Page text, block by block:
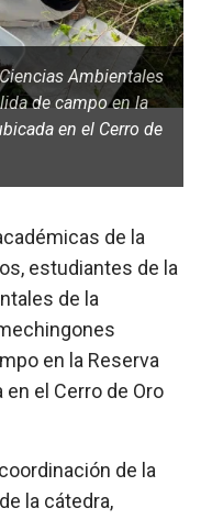
Ambientales
de campo en la
en el Cerro de
de la
estudiantes de la
de la
en la Reserva
en el Cerro de Oro
de la
la cátedra,